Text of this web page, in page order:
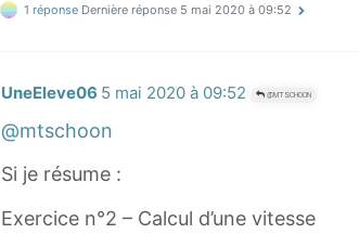
=
t
v
=
\
d
1 réponse Dernière réponse 5 mai 2020 à 09:52
UneEleve06 5 mai 2020 à 09:52 @MTSCHOON
@mtschoon
Si je résume :
Exercice n°2 – Calcul d’une vitesse